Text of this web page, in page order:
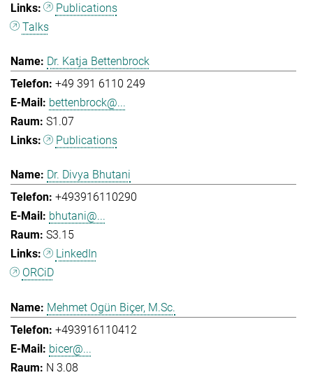
Publications
Talks
Dr. Katja Bettenbrock
+49 391 6110 249
bettenbrock@...
S1.07
Publications
Dr. Divya Bhutani
+493916110290
bhutani@...
S3.15
LinkedIn
ORCiD
Mehmet Ogün Biçer, M.Sc.
+493916110412
bicer@...
N 3.08